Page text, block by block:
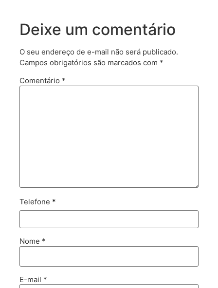
Deixe um comentário
O seu endereço de e-mail não será publicado.
Campos obrigatórios são marcados com *
Comentário *
Telefone *
Nome *
E-mail *